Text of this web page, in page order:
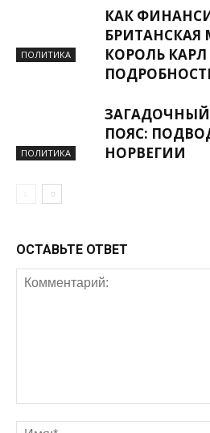
ПОЛИТИКА
КАК
БРИТАНСКАЯ
КОРОЛЬ
ПОЛИТИКА
ПОЯС:
НОРВЕГИИ
ОСТАВЬТЕ ОТВЕТ